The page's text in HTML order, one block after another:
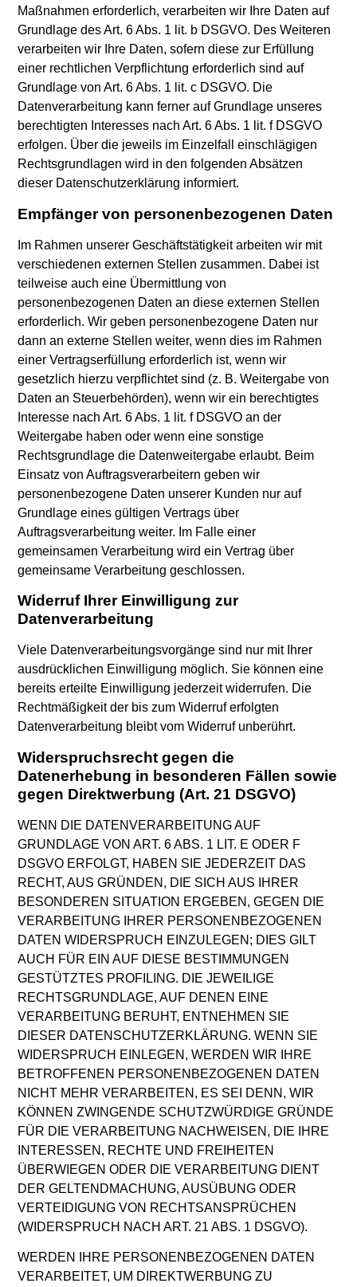
Maßnahmen erforderlich, verarbeiten wir Ihre Daten auf
Grundlage des Art. 6 Abs. 1 lit. b DSGVO. Des Weiteren
verarbeiten wir Ihre Daten, sofern diese zur Erfüllung
einer rechtlichen Verpflichtung erforderlich sind auf
Grundlage von Art. 6 Abs. 1 lit. c DSGVO. Die
Datenverarbeitung kann ferner auf Grundlage unseres
berechtigten Interesses nach Art. 6 Abs. 1 lit. f DSGVO
erfolgen. Über die jeweils im Einzelfall einschlägigen
Rechtsgrundlagen wird in den folgenden Absätzen
dieser Datenschutzerklärung informiert.
Empfänger von personenbezogenen Daten
Im Rahmen unserer Geschäftstätigkeit arbeiten wir mit
verschiedenen externen Stellen zusammen. Dabei ist
teilweise auch eine Übermittlung von
personenbezogenen Daten an diese externen Stellen
erforderlich. Wir geben personenbezogene Daten nur
dann an externe Stellen weiter, wenn dies im Rahmen
einer Vertragserfüllung erforderlich ist, wenn wir
gesetzlich hierzu verpflichtet sind (z. B. Weitergabe von
Daten an Steuerbehörden), wenn wir ein berechtigtes
Interesse nach Art. 6 Abs. 1 lit. f DSGVO an der
Weitergabe haben oder wenn eine sonstige
Rechtsgrundlage die Datenweitergabe erlaubt. Beim
Einsatz von Auftragsverarbeitern geben wir
personenbezogene Daten unserer Kunden nur auf
Grundlage eines gültigen Vertrags über
Auftragsverarbeitung weiter. Im Falle einer
gemeinsamen Verarbeitung wird ein Vertrag über
gemeinsame Verarbeitung geschlossen.
Widerruf Ihrer Einwilligung zur
Datenverarbeitung
Viele Datenverarbeitungsvorgänge sind nur mit Ihrer
ausdrücklichen Einwilligung möglich. Sie können eine
bereits erteilte Einwilligung jederzeit widerrufen. Die
Rechtmäßigkeit der bis zum Widerruf erfolgten
Datenverarbeitung bleibt vom Widerruf unberührt.
Widerspruchsrecht gegen die
Datenerhebung in besonderen Fällen sowie
gegen Direktwerbung (Art. 21 DSGVO)
WENN DIE DATENVERARBEITUNG AUF
GRUNDLAGE VON ART. 6 ABS. 1 LIT. E ODER F
DSGVO ERFOLGT, HABEN SIE JEDERZEIT DAS
RECHT, AUS GRÜNDEN, DIE SICH AUS IHRER
BESONDEREN SITUATION ERGEBEN, GEGEN DIE
VERARBEITUNG IHRER PERSONENBEZOGENEN
DATEN WIDERSPRUCH EINZULEGEN; DIES GILT
AUCH FÜR EIN AUF DIESE BESTIMMUNGEN
GESTÜTZTES PROFILING. DIE JEWEILIGE
RECHTSGRUNDLAGE, AUF DENEN EINE
VERARBEITUNG BERUHT, ENTNEHMEN SIE
DIESER DATENSCHUTZERKLÄRUNG. WENN SIE
WIDERSPRUCH EINLEGEN, WERDEN WIR IHRE
BETROFFENEN PERSONENBEZOGENEN DATEN
NICHT MEHR VERARBEITEN, ES SEI DENN, WIR
KÖNNEN ZWINGENDE SCHUTZWÜRDIGE GRÜNDE
FÜR DIE VERARBEITUNG NACHWEISEN, DIE IHRE
INTERESSEN, RECHTE UND FREIHEITEN
ÜBERWIEGEN ODER DIE VERARBEITUNG DIENT
DER GELTENDMACHUNG, AUSÜBUNG ODER
VERTEIDIGUNG VON RECHTSANSPRÜCHEN
(WIDERSPRUCH NACH ART. 21 ABS. 1 DSGVO).
WERDEN IHRE PERSONENBEZOGENEN DATEN
VERARBEITET, UM DIREKTWERBUNG ZU